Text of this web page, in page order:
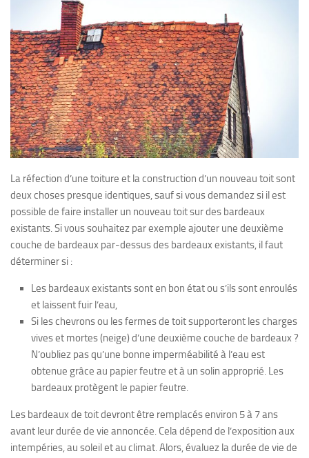
La réfection d’une toiture et la construction d’un nouveau toit sont
deux choses presque identiques, sauf si vous demandez si il est
possible de faire installer un nouveau toit sur des bardeaux
existants. Si vous souhaitez par exemple ajouter une deuxième
couche de bardeaux par-dessus des bardeaux existants, il faut
déterminer si :
Les bardeaux existants sont en bon état ou s’ils sont enroulés
et laissent fuir l’eau,
Si les chevrons ou les fermes de toit supporteront les charges
vives et mortes (neige) d’une deuxième couche de bardeaux ?
N’oubliez pas qu’une bonne imperméabilité à l’eau est
obtenue grâce au papier feutre et à un solin approprié. Les
bardeaux protègent le papier feutre.
Les bardeaux de toit devront être remplacés environ 5 à 7 ans
avant leur durée de vie annoncée. Cela dépend de l’exposition aux
intempéries, au soleil et au climat. Alors, évaluez la durée de vie de